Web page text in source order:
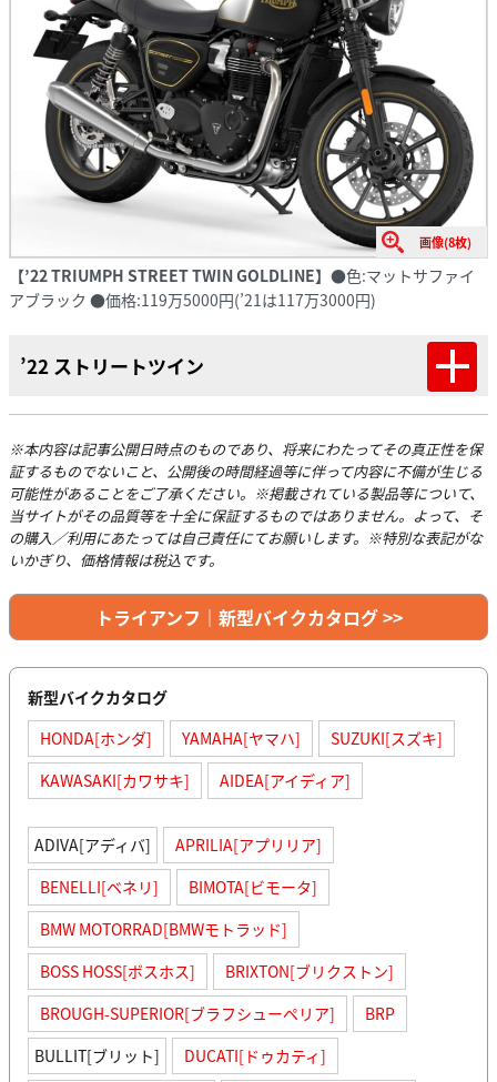
画像(8枚)
【’22 TRIUMPH STREET TWIN GOLDLINE】 ●色:マットサファイ
アブラック ●価格:119万5000円(’21は117万3000円)
’22 ストリートツイン
※本内容は記事公開日時点のものであり、将来にわたってその真正性を保
証するものでないこと、公開後の時間経過等に伴って内容に不備が生じる
可能性があることをご了承ください。※掲載されている製品等について、
当サイトがその品質等を十全に保証するものではありません。よって、そ
の購入／利用にあたっては自己責任にてお願いします。※特別な表記がな
いかぎり、価格情報は税込です。
トライアンフ｜新型バイクカタログ >>
新型バイクカタログ
HONDA[ホンダ]
YAMAHA[ヤマハ]
SUZUKI[スズキ]
KAWASAKI[カワサキ]
AIDEA[アイディア]
ADIVA[アディバ]
APRILIA[アプリリア]
BENELLI[ベネリ]
BIMOTA[ビモータ]
BMW MOTORRAD[BMWモトラッド]
BOSS HOSS[ボスホス]
BRIXTON[ブリクストン]
BROUGH-SUPERIOR[ブラフシューペリア]
BRP
BULLIT[ブリット]
DUCATI[ドゥカティ]